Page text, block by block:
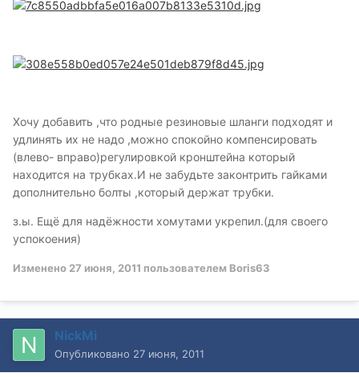
Хочу добавить ,что родные резиновые шланги подходят и
удлинять их не надо ,можно спокойно компенсировать
(влево- вправо)регулировкой кронштейна который
находится на трубках.И не забудьте законтрить гайками
дополнительно болты ,который держат трубки.
з.ы. Ещё для надёжности хомутами укрепил.(для своего
успокоения)
Изменено 27 июня, 2011 пользователем Boris63
NickMi
Опубликовано 27 июня, 2011